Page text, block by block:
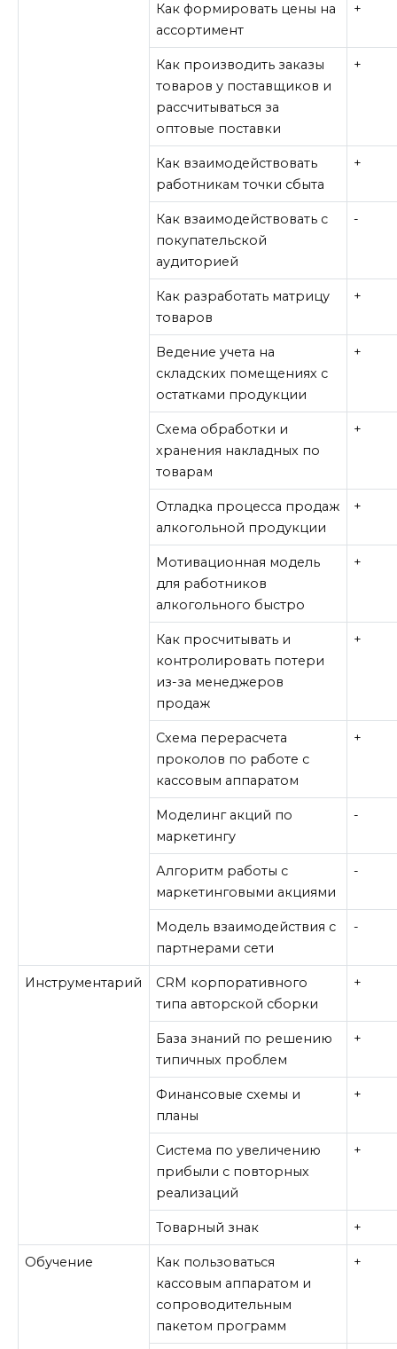
Как формировать цены на
ассортимент
+
Как производить заказы
товаров у поставщиков и
рассчитываться за
оптовые поставки
+
Как взаимодействовать
работникам точки сбыта
+
Как взаимодействовать с
покупательской
аудиторией
-
Как разработать матрицу
товаров
+
Ведение учета на
складских помещениях с
остатками продукции
+
Схема обработки и
хранения накладных по
товарам
+
Отладка процесса продаж
алкогольной продукции
+
Мотивационная модель
для работников
алкогольного быстро
+
Как просчитывать и
контролировать потери
из-за менеджеров
продаж
+
Схема перерасчета
проколов по работе с
кассовым аппаратом
+
Моделинг акций по
маркетингу
-
Алгоритм работы с
маркетинговыми акциями
-
Модель взаимодействия с
партнерами сети
-
Инструментарий
CRM корпоративного
типа авторской сборки
+
База знаний по решению
типичных проблем
+
Финансовые схемы и
планы
+
Система по увеличению
прибыли с повторных
реализаций
+
Товарный знак +
Обучение
Как пользоваться
кассовым аппаратом и
сопроводительным
пакетом программ
+